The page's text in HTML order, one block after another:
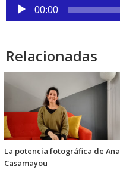
Reproductor
de
00:00
Relacionadas
La potencia fotográfica de Ana
Casamayou